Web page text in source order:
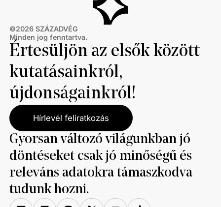
©2026 SZÁZADVÉG
Minden jog fenntartva.
Értesüljön az elsők között
kutatásainkról,
újdonságainkról!
Hírlevél feliratkozás
Gyorsan változó világunkban jó
döntéseket csak jó minőségű és
releváns adatokra támaszkodva
tudunk hozni.